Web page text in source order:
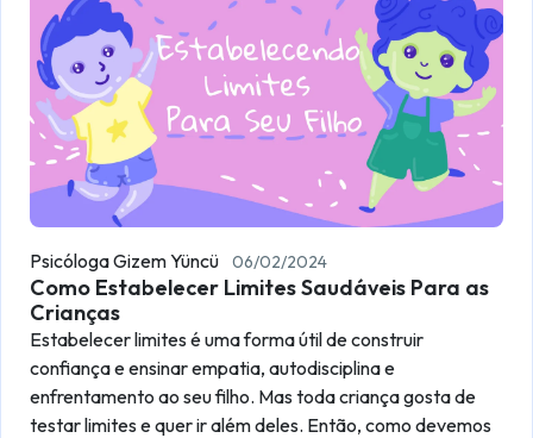
Psicóloga Gizem Yüncü 06/02/2024
Como Estabelecer Limites Saudáveis Para as
Crianças
Estabelecer limites é uma forma útil de construir
confiança e ensinar empatia, autodisciplina e
enfrentamento ao seu filho. Mas toda criança gosta de
testar limites e quer ir além deles. Então, como devemos